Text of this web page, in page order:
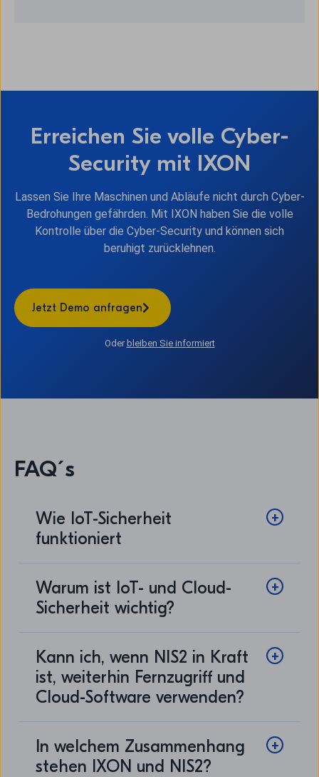
Erreichen Sie volle Cyber-
Security mit IXON
Lassen Sie Ihre Maschinen und Abläufe nicht durch Cyber-
Bedrohungen gefährden. Mit IXON haben Sie die volle
Kontrolle über die Cyber-Security und können sich
beruhigt zurücklehnen.
Jetzt Demo anfragen
Oder bleiben Sie informiert
FAQ´s
Wie IoT-Sicherheit
funktioniert
Warum ist IoT- und Cloud-
Sicherheit wichtig?
Kann ich, wenn NIS2 in Kraft
ist, weiterhin Fernzugriff und
Cloud-Software verwenden?
In welchem Zusammenhang
stehen IXON und NIS2?